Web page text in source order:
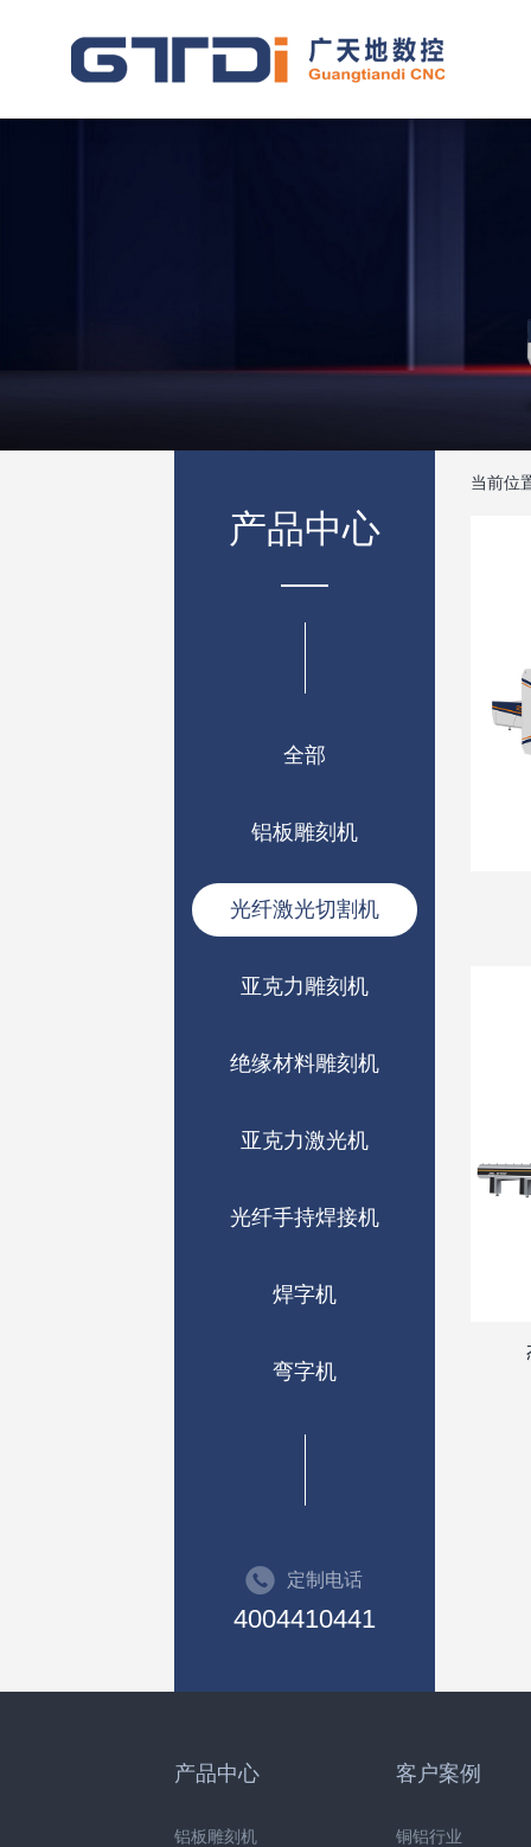
产品中心
全部
铝板雕刻机
光纤激光切割机
亚克力雕刻机
绝缘材料雕刻机
亚克力激光机
光纤手持焊接机
焊字机
弯字机
定制电话
4004410441
当前位
产品中心
铝板雕刻机
客户案例
铜铝行业